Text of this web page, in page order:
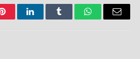
PinterestLinkedInTumblr WhatsAppEmail